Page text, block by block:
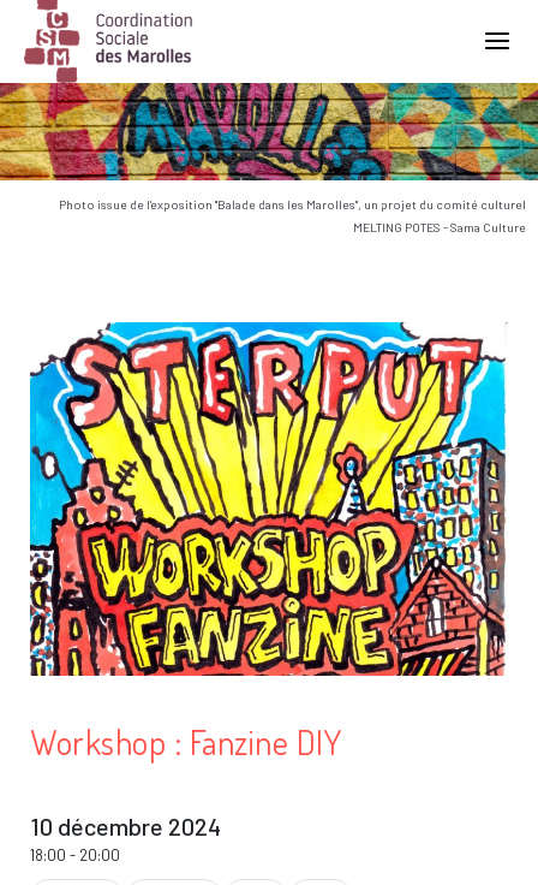
Main Navigation
Photo issue de l'exposition "Balade dans les Marolles", un projet du comité culturel
MELTING POTES - Sama Culture
Workshop : Fanzine DIY
10 décembre 2024
18:00 - 20:00